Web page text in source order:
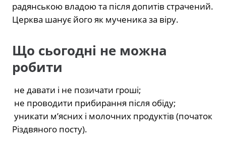
радянською владою та після допитів страчений.
Церква шанує його як мученика за віру.
Що сьогодні не можна
робити
не давати і не позичати гроші;
не проводити прибирання після обіду;
уникати м’ясних і молочних продуктів (початок
Різдвяного посту).